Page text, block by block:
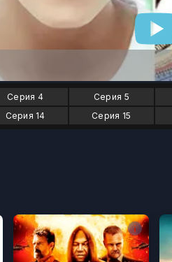
Серия 4 Серия 5
Серия 14 Серия 15